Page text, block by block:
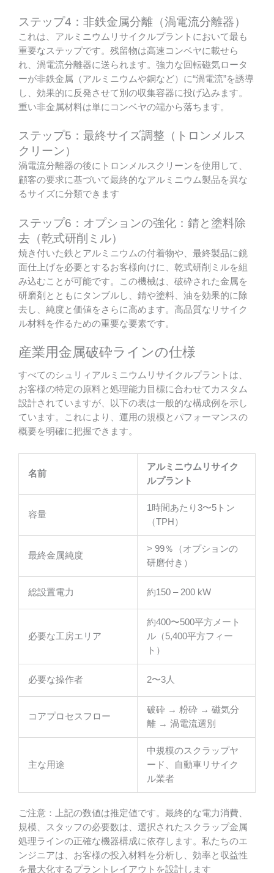
ステップ4：非鉄金属分離（渦電流分離器）
これは、アルミニウムリサイクルプラントにおいて最も
重要なステップです。残留物は高速コンベヤに載せら
れ、渦電流分離器に送られます。強力な回転磁気ロータ
ーが非鉄金属（アルミニウムや銅など）に“渦電流”を誘導
し、効果的に反発させて別の収集容器に投げ込みます。
重い非金属材料は単にコンベヤの端から落ちます。
ステップ5：最終サイズ調整（トロンメルス
クリーン）
渦電流分離器の後にトロンメルスクリーンを使用して、
顧客の要求に基づいて最終的なアルミニウム製品を異な
るサイズに分類できます
ステップ6：オプションの強化：錆と塗料除
去（乾式研削ミル）
焼き付いた鉄とアルミニウムの付着物や、最終製品に鏡
面仕上げを必要とするお客様向けに、乾式研削ミルを組
み込むことが可能です。この機械は、破砕された金属を
研磨剤とともにタンブルし、錆や塗料、油を効果的に除
去し、純度と価値をさらに高めます。高品質なリサイク
ル材料を作るための重要な要素です。
産業用金属破砕ラインの仕様
すべてのシュリィアルミニウムリサイクルプラントは、
お客様の特定の原料と処理能力目標に合わせてカスタム
設計されていますが、以下の表は一般的な構成例を示し
ています。これにより、運用の規模とパフォーマンスの
概要を明確に把握できます。
名前
アルミニウムリサイク
ルプラント
容量
1時間あたり3〜5トン
（TPH）
最終金属純度
> 99％（オプションの
研磨付き）
総設置電力 約150 – 200 kW
必要な工房エリア
約400〜500平方メート
ル（5,400平方フィー
ト）
必要な操作者 2〜3人
コアプロセスフロー
破砕 → 粉砕 → 磁気分
離 → 渦電流選別
主な用途
中規模のスクラップヤ
ード、自動車リサイク
ル業者
ご注意：上記の数値は推定値です。最終的な電力消費、
規模、スタッフの必要数は、選択されたスクラップ金属
処理ラインの正確な機器構成に依存します。私たちのエ
ンジニアは、お客様の投入材料を分析し、効率と収益性
を最大化するプラントレイアウトを設計します